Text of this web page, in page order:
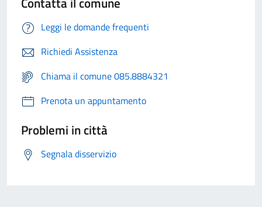
Leggi le domande frequenti
Richiedi Assistenza
Chiama il comune 085.8884321
Prenota un appuntamento
Problemi in città
Segnala disservizio